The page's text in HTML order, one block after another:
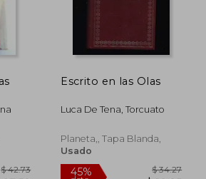
Escrito en las Olas
Luca De Tena, Torcuato
Planeta,, Tapa Blanda,
Usado